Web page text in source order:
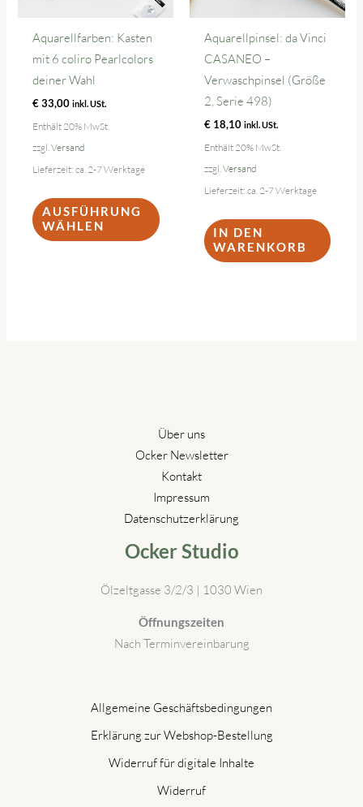
Aquarellfarben: Kasten
mit 6 coliro Pearlcolors
deiner Wahl
€33,00 inkl. USt.
Enthält 20% MwSt.
zzgl. Versand
Lieferzeit: ca. 2-7 Werktage
AUSFÜHRUNG
WÄHLEN
Produkt
Produktseite
gewählt
werden
Aquarellpinsel: da Vinci
CASANEO –
Verwaschpinsel (Größe
2, Serie 498)
€18,10 inkl. USt.
Enthält 20% MwSt.
zzgl. Versand
Lieferzeit: ca. 2-7 Werktage
IN DEN
WARENKORB
Über uns
Ocker Newsletter
Kontakt
Impressum
Datenschutzerklärung
Ocker Studio
Ölzeltgasse 3/2/3 | 1030 Wien
Öffnungszeiten
Nach Terminvereinbarung
Allgemeine Geschäftsbedingungen
Erklärung zur Webshop-Bestellung
Widerruf für digitale Inhalte
Widerruf